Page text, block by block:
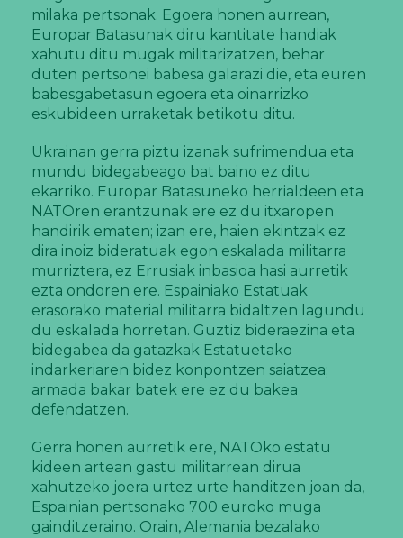
milaka pertsonak. Egoera honen aurrean,
Europar Batasunak diru kantitate handiak
xahutu ditu mugak militarizatzen, behar
duten pertsonei babesa galarazi die, eta euren
babesgabetasun egoera eta oinarrizko
eskubideen urraketak betikotu ditu.
Ukrainan gerra piztu izanak sufrimendua eta
mundu bidegabeago bat baino ez ditu
ekarriko. Europar Batasuneko herrialdeen eta
NATOren erantzunak ere ez du itxaropen
handirik ematen; izan ere, haien ekintzak ez
dira inoiz bideratuak egon eskalada militarra
murriztera, ez Errusiak inbasioa hasi aurretik
ezta ondoren ere. Espainiako Estatuak
erasorako material militarra bidaltzen lagundu
du eskalada horretan. Guztiz bideraezina eta
bidegabea da gatazkak Estatuetako
indarkeriaren bidez konpontzen saiatzea;
armada bakar batek ere ez du bakea
defendatzen.
Gerra honen aurretik ere, NATOko estatu
kideen artean gastu militarrean dirua
xahutzeko joera urtez urte handitzen joan da,
Espainian pertsonako 700 euroko muga
gainditzeraino. Orain, Alemania bezalako